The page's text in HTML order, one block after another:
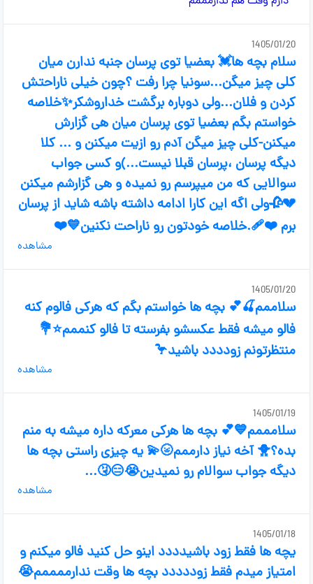
1405/01/20
سلام بچه ها💓 بعضیا توی پرسان جنبه ندارن میان
کلی چیز میگن...سونیا چرا رفت ؟چون خیلی ناراحتش
کردن و فلان...ولی دوباره برگشت خداروشکر✨خلاصه
خواستم بگم بعضیا توی پرسان میان هی گزارش
میکنن-کلی چیز میگن آدم رو ازیت میکنن و ... کلا
دیگه پرسان ،پرسان قبلا نیست...)و کسی جواب
سوالایی که من میپرسم رو نمیده و هی گزارشم میکنن
💔🥀ولی اگه این کارا ادامه داشته باشه شاید از پرسان
برم ❤️‍🩹.خلاصه خودتون رو ناراحت نکنین💙❤️
مشاهده
1405/01/20
سلاممم🍒💕 بچه ها خواستم بگم که هرکی فالوم کنه
فالو میشه فقط عکسشو بفرسته تا فالو کنممم⭐💐
منتظرتونم زودددد باشید🦩
مشاهده
1405/01/19
سلامممم💙💕 بچه ها هرکی معرکه داره میشه به منم
بده؟🐥 آخه نیاز دارممم🌝💫 یه چیزی راستی بچه ها
دیگه جواب سوالام رو نمیدین😭😑🤧...
مشاهده
1405/01/18
یچه ها فقط زود باشیدددد اینو حل کنید فالو میکنم و
امتیاز میدم فقط زوددددد بچه ها وقت ندارممممم😭